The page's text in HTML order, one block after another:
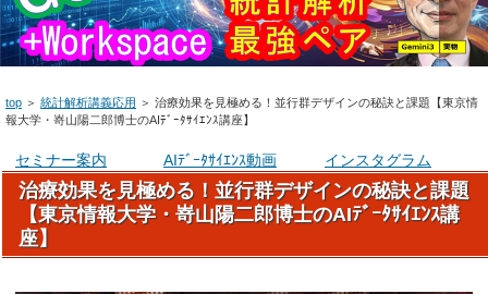
top ＞ 統計解析講義応用 ＞ 治療効果を見極める！並行群デザインの秘訣と課題【東京情
報大学・嵜山陽二郎博士のAIﾃﾞｰﾀｻｲｴﾝｽ講座】
セミナー案内 AIﾃﾞｰﾀｻｲｴﾝｽ動画 インスタグラム
治療効果を見極める！並行群デザインの秘訣と課題
【東京情報大学・嵜山陽二郎博士のAIﾃﾞｰﾀｻｲｴﾝｽ講
座】